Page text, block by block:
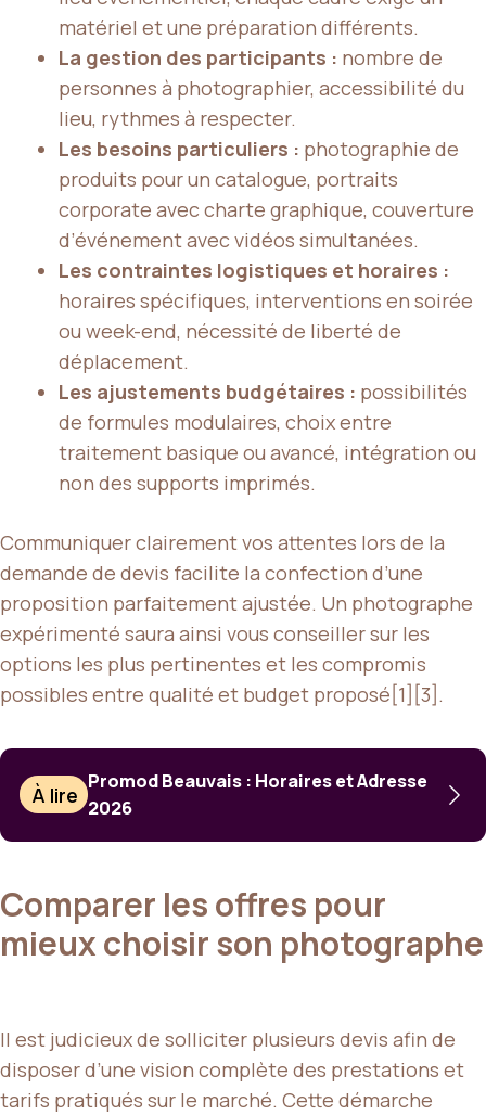
matériel et une préparation différents.
La gestion des participants : nombre de
personnes à photographier, accessibilité du
lieu, rythmes à respecter.
Les besoins particuliers : photographie de
produits pour un catalogue, portraits
corporate avec charte graphique, couverture
d’événement avec vidéos simultanées.
Les contraintes logistiques et horaires :
horaires spécifiques, interventions en soirée
ou week-end, nécessité de liberté de
déplacement.
Les ajustements budgétaires : possibilités
de formules modulaires, choix entre
traitement basique ou avancé, intégration ou
non des supports imprimés.
Communiquer clairement vos attentes lors de la
demande de devis facilite la confection d’une
proposition parfaitement ajustée. Un photographe
expérimenté saura ainsi vous conseiller sur les
options les plus pertinentes et les compromis
possibles entre qualité et budget proposé[1][3].
À lire
Promod Beauvais : Horaires et Adresse
2026
Comparer les offres pour
mieux choisir son photographe
Il est judicieux de solliciter plusieurs devis afin de
disposer d’une vision complète des prestations et
tarifs pratiqués sur le marché. Cette démarche